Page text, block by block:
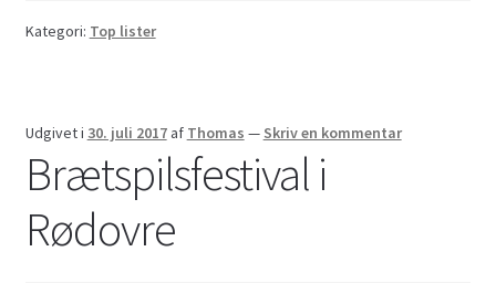
Kategori: Top lister
Udgivet i 30. juli 2017 af Thomas — Skriv en kommentar
Brætspilsfestival i
Rødovre